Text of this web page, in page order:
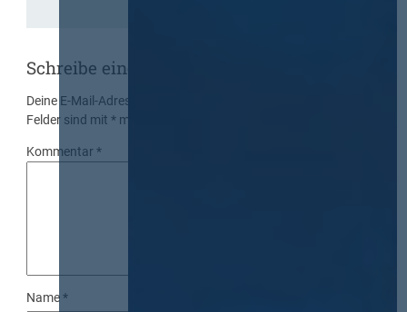
Schreibe einen Kommentar
Deine E-Mail-Adresse wird nicht veröffentlicht.
Felder sind mit* markiert
Kommentar*
Name*